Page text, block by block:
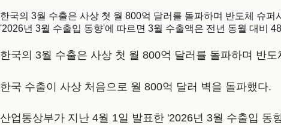
한국의 3월 수출은 사상 첫 월 800억 달러를 돌파하며 반도체 슈
'2026년 3월 수출입 동향'에 따르면 3월 수출액은 전년 동월 대비
한국의 3월 수출은 사상 첫 월 800억 달러를 돌파하며 반
한국 수출이 사상 처음으로 월 800억 달러 벽을 돌파했다.
산업통상부가 지난 4월 1일 발표한 '2026년 3월 수출입